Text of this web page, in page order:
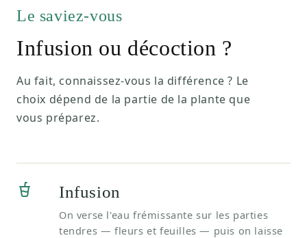
Le saviez-vous
Infusion ou décoction ?
Au fait, connaissez-vous la différence ? Le
choix dépend de la partie de la plante que
vous préparez.
Infusion
On verse l'eau frémissante sur les parties
tendres — fleurs et feuilles — puis on laisse